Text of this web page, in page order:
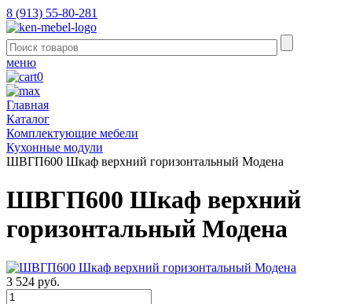
8 (913) 55-80-281
меню
0
Главная
Каталог
Комплектующие мебели
Кухонные модули
ШВГП600 Шкаф верхний горизонтальный Модена
ШВГП600 Шкаф верхний
горизонтальный Модена
3 524 руб.